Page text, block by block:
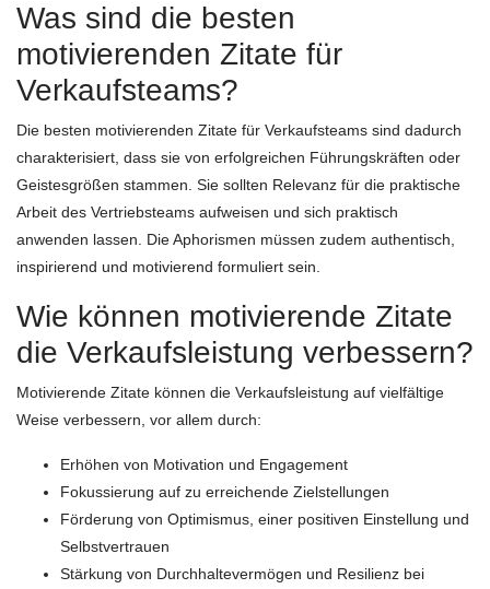
Was sind die besten
motivierenden Zitate für
Verkaufsteams?
Die besten motivierenden Zitate für Verkaufsteams sind dadurch
charakterisiert, dass sie von erfolgreichen Führungskräften oder
Geistesgrößen stammen. Sie sollten Relevanz für die praktische
Arbeit des Vertriebsteams aufweisen und sich praktisch
anwenden lassen. Die Aphorismen müssen zudem authentisch,
inspirierend und motivierend formuliert sein.
Wie können motivierende Zitate
die Verkaufsleistung verbessern?
Motivierende Zitate können die Verkaufsleistung auf vielfältige
Weise verbessern, vor allem durch:
Erhöhen von Motivation und Engagement
Fokussierung auf zu erreichende Zielstellungen
Förderung von Optimismus, einer positiven Einstellung und
Selbstvertrauen
Stärkung von Durchhaltevermögen und Resilienz bei